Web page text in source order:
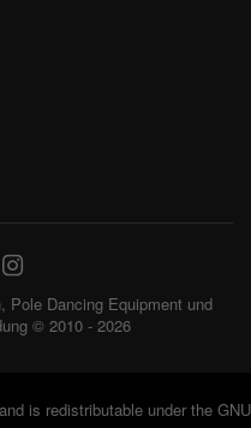
Pole Dancing Equipment und
© 2010 - 2026
is redistributable under the GNU